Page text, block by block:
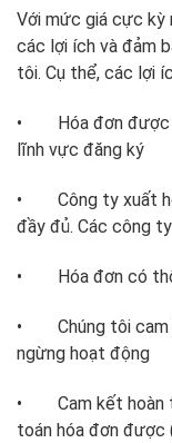
Với mức giá cực kỳ
các lợi ích và đảm
tôi. Cụ thể, các lợi
• Hóa đơn được
lĩnh vực đăng ký
• Công ty xuất
đầy đủ. Các công
• Hóa đơn có
• Chúng tôi cam
ngừng hoạt động
• Cam kết hoàn
toán hóa đơn được